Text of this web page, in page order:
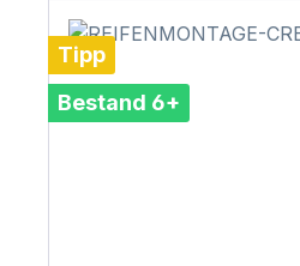
Tipp
Bestand 6+